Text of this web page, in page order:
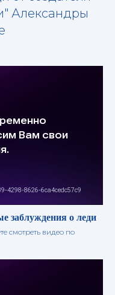
Александры
заблуждения о леди
смотреть видео по